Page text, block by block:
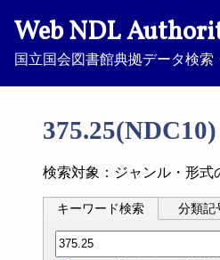
Web NDL
国立国会図書館典拠データ検索
検索対象：ジャンル・形式
キーワード検索 分類記
分類記号検索